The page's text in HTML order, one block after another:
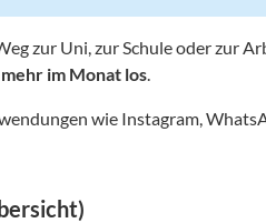
zur Uni, zur Schule oder zur
im Monat los.
wie Instagram,